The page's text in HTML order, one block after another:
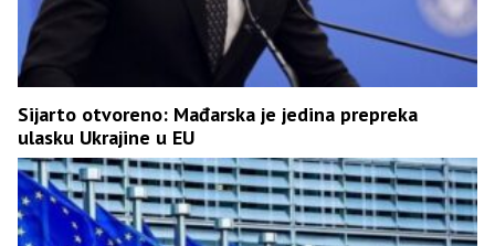
Sijarto otvoreno: Mađarska je jedina prepreka
ulasku Ukrajine u EU